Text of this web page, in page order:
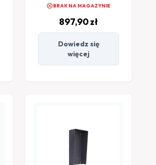
cancelBRAK NA MAGAZYNIE
897,90zł
Dowiedz się
więcej